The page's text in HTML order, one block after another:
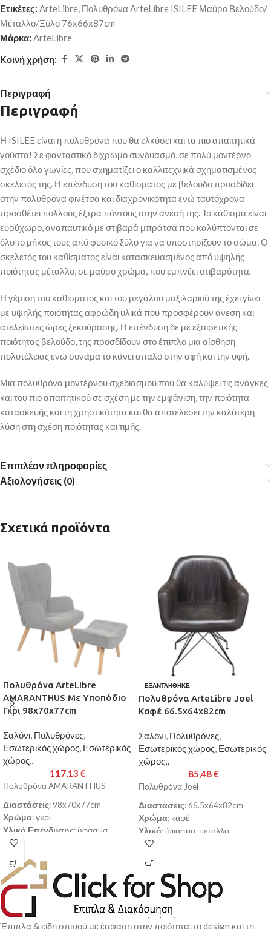
Ετικέτες: ArteLibre, Πολυθρόνα ArteLibre ISILEE Μαύρο Βελούδο/
Μέταλλο/Ξύλο 76x66x87cm
Μάρκα: ArteLibre
Κοινή χρήση:
Περιγραφή
Περιγραφή
Η ISILEE είναι η πολυθρόνα που θα ελκύσει και τα πιο απαιτητικά
γούστα! Σε φανταστικό δίχρωμο συνδυασμό, σε πολύ μοντέρνο
σχέδιο όλο γωνίες, που σχηματίζει ο καλλιτεχνικά σχηματισμένος
σκελετός της. Η επένδυση του καθίσματος με βελούδο προσδίδει
στην πολυθρόνα φινέτσα και διαχρονικότητα ενώ ταυτόχρονα
προσθέτει πολλούς έξτρα πόντους στην άνεσή της. Το κάθισμα είναι
ευρύχωρο, αναπαυτικό με στιβαρά μπράτσα που καλύπτονται σε
όλο το μήκος τους από φυσικό ξύλο για να υποστηρίζουν το σώμα. Ο
σκελετός του καθίσματος είναι κατασκευασμένος από υψηλής
ποιότητας μέταλλο, σε μαύρο χρώμα, που εμπνέει στιβαρότητα.
Η γέμιση του καθίσματος και του μεγάλου μαξιλαριού της έχει γίνει
με υψηλής ποιότητας αφρώδη υλικά που προσφέρουν άνεση και
ατέλείωτες ώρες ξεκούρασης. Η επένδυση δε με εξαιρετικής
ποιότητας βελούδο, της προσδίδουν στο έπιπλο μια αίσθηση
πολυτέλειας ενώ συνάμα το κάνει απαλό στην αφή και την υφή.
Μια πολυθρόνα μοντέρνου σχεδιασμού που θα καλύψει τις ανάγκες
και του πιο απαιτητικού σε σχέση με την εμφάνιση, την ποιότητα
κατασκευής και τη χρηστικότητα και θα αποτελέσει την καλύτερη
λύση στη σχέση ποιότητας και τιμής.
Επιπλέον πληροφορίες
Αξιολογήσεις (0)
Σχετικά προϊόντα
Πολυθρόνα ArteLibre
AMARANTHUS Με Υποπόδιο
Γκρι 98x70x77cm
Σαλόνι, Πολυθρόνες,
Εσωτερικός χώρος, Εσωτερικός
χώρος,,
117,13 €
Πολυθρόνα AMARANTHUS
Διαστάσεις: 98x70x77cm
Χρώμα: γκρι
Υλικό Επένδυσης: ύφασμα
Περιλαμβάνεται το υποπόδιο
ημέρες
ΕΞΑΝΤΛΉΘΗΚΕ
Πολυθρόνα ArteLibre Joel
Καφέ 66.5x64x82cm
Σαλόνι, Πολυθρόνες,
Εσωτερικός χώρος, Εσωτερικός
χώρος,,
85,48€
Πολυθρόνα Joel
Διαστάσεις: 66.5x64x82cm
Χρώμα: καφέ
Υλικό: ύφασμα, μέταλλο
Παράδοση σε 3-10 εργάσιμες
Έπιπλα & είδη σπιτιού με έμφαση στην ποιότητα, το design και τη